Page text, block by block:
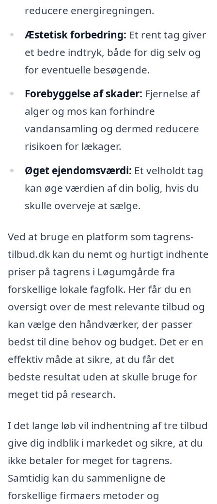
reducere energiregningen.
Æstetisk forbedring: Et rent tag giver
et bedre indtryk, både for dig selv og
for eventuelle besøgende.
Forebyggelse af skader: Fjernelse af
alger og mos kan forhindre
vandansamling og dermed reducere
risikoen for lækager.
Øget ejendomsværdi: Et velholdt tag
kan øge værdien af din bolig, hvis du
skulle overveje at sælge.
Ved at bruge en platform som tagrens-
tilbud.dk kan du nemt og hurtigt indhente
priser på tagrens i Løgumgårde fra
forskellige lokale fagfolk. Her får du en
oversigt over de mest relevante tilbud og
kan vælge den håndværker, der passer
bedst til dine behov og budget. Det er en
effektiv måde at sikre, at du får det
bedste resultat uden at skulle bruge for
meget tid på research.
I det lange løb vil indhentning af tre tilbud
give dig indblik i markedet og sikre, at du
ikke betaler for meget for tagrens.
Samtidig kan du sammenligne de
forskellige firmaers metoder og